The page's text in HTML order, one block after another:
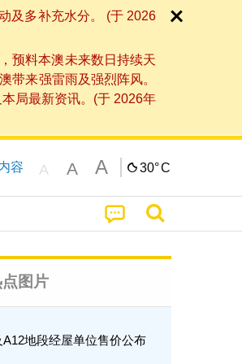
及多补充水分。 (于 2026
预料本澳未来数日持续天
带来强雷雨及强烈阵风。
局最新资讯。(于 2026年
容 A A A 30°C
图片
地段经屋单位售价公布